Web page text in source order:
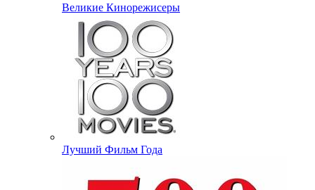
Великие Кинорежисеры
Лучший Фильм Года